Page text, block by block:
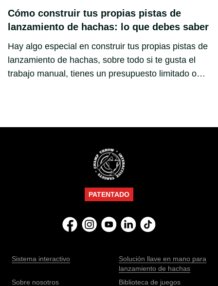
Cómo construir tus propias pistas de
lanzamiento de hachas: lo que debes saber
Hay algo especial en construir tus propias pistas de
lanzamiento de hachas, sobre todo si te gusta el
trabajo manual, tienes un presupuesto limitado o
pautas clave que pueden hacer que tu proyecto sea
PATENTADO
Sistema interactivo
Solución llave en mano para
lanzamiento de hachas
Sobre nosotros
Biblioteca de juegos